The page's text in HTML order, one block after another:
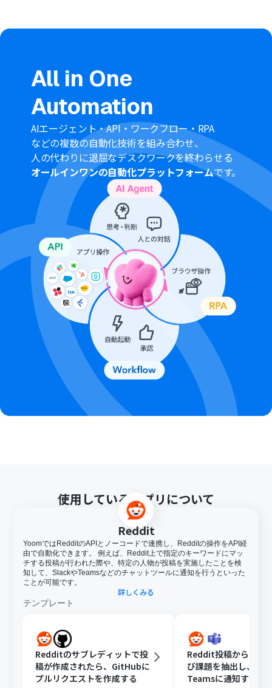
■注意事項
All in One
Automation
AIエージェント・API・ワークフロー・RPA
などの複数の自動化技術を組み合わせ、
人の代わりに退屈なデスクワークを終わらせる
オールインワンの自動化プラットフォームです。
使用しているアプリについて
Reddit
YoomではRedditのAPIとノーコードで連携し、Redditの操作をAPI経
由で自動化できます。 例えば、Reddit上で指定のキーワードにマッ
チする投稿が行われた際や、特定の人物が投稿を実施したことを検
知して、SlackやTeamsなどのチャットツールに通知を行うといった
ことが可能です。
詳しくみる
テンプレート
Redditのサブレディットで投
稿が作成されたら、GitHubに
プルリクエストを作成する
Reddit投稿から顧客
び課題を抽出し、
Teamsに通知する